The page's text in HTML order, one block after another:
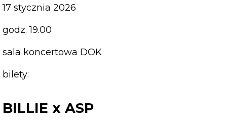
17 stycznia 2026
godz. 19.00
sala koncertowa DOK
bilety:
BILLIE x ASP